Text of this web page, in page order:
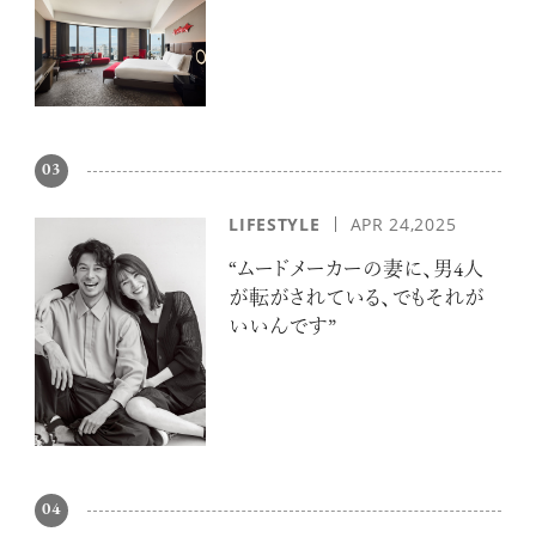
03
LIFESTYLE APR 24,2025
“ムードメーカーの妻に、男4人
が転がされている、でもそれが
いいんです”
04